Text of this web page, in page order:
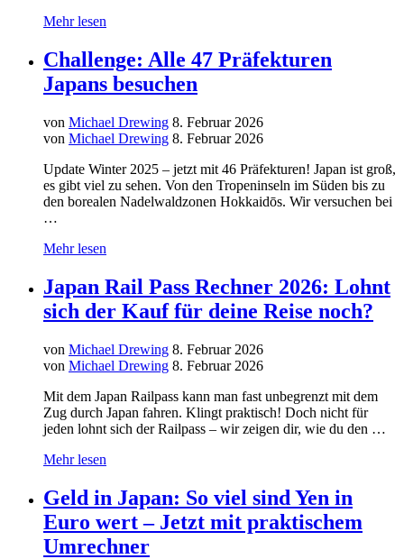
Mehr lesen
Challenge: Alle 47 Präfekturen
Japans besuchen
von Michael Drewing 8. Februar 2026
von Michael Drewing 8. Februar 2026
Update Winter 2025 – jetzt mit 46 Präfekturen! Japan ist groß,
es gibt viel zu sehen. Von den Tropeninseln im Süden bis zu
den borealen Nadelwaldzonen Hokkaidōs. Wir versuchen bei
…
Mehr lesen
Japan Rail Pass Rechner 2026: Lohnt
sich der Kauf für deine Reise noch?
von Michael Drewing 8. Februar 2026
von Michael Drewing 8. Februar 2026
Mit dem Japan Railpass kann man fast unbegrenzt mit dem
Zug durch Japan fahren. Klingt praktisch! Doch nicht für
jeden lohnt sich der Railpass – wir zeigen dir, wie du den …
Mehr lesen
Geld in Japan: So viel sind Yen in
Euro wert – Jetzt mit praktischem
Umrechner